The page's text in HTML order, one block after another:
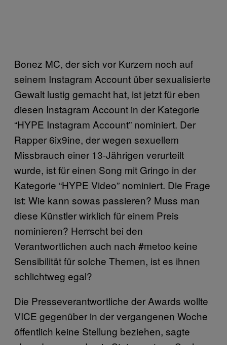
Bonez MC, der sich vor Kurzem noch auf
seinem Instagram Account über sexualisierte
Gewalt lustig gemacht hat, ist jetzt für eben
diesen Instagram Account in der Kategorie
“HYPE Instagram Account” nominiert. Der
Rapper 6ix9ine, der wegen sexuellem
Missbrauch einer 13-Jährigen verurteilt
wurde, ist für einen Song mit Gringo in der
Kategorie “HYPE Video” nominiert. Die Frage
ist: Wie kann sowas passieren? Muss man
diese Künstler wirklich für einem Preis
nominieren? Herrscht bei den
Verantwortlichen auch nach #metoo keine
Sensibilität für solche Themen, ist es ihnen
schlichtweg egal?
Die Presseverantwortliche der Awards wollte
VICE gegenüber in der vergangenen Woche
öffentlich keine Stellung beziehen, sagte